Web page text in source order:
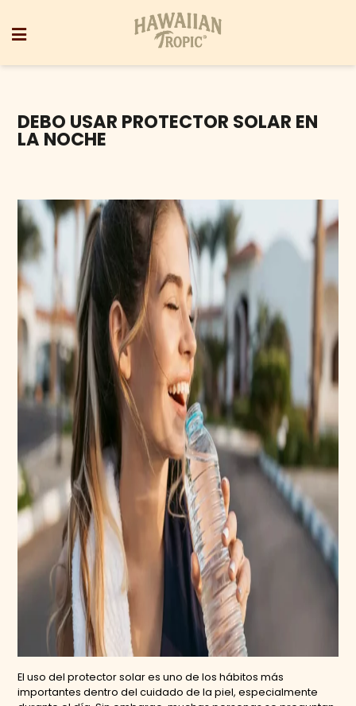
DEBO USAR PROTECTOR SOLAR EN
LA NOCHE
El uso del protector solar es uno de los hábitos más
importantes dentro del cuidado de la piel, especialmente